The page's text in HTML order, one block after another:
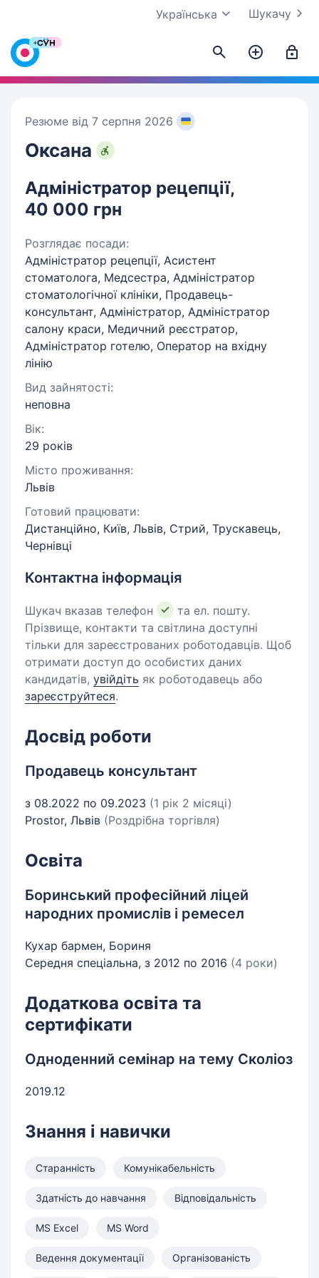
Шукачу
Українська
Резюме від 7 серпня 2026
Оксана
Адміністратор рецепції,
40 000 грн
Розглядає посади:
Адміністратор рецепції, Асистент
стоматолога, Медсестра, Адміністратор
стоматологічної клініки, Продавець-
консультант, Адміністратор, Адміністратор
салону краси, Медичний реєстратор,
Адміністратор готелю, Оператор на вхідну
лінію
Вид зайнятості:
неповна
Вік:
29 років
Місто проживання:
Львів
Готовий працювати:
Дистанційно, Київ, Львів, Стрий, Трускавець,
Чернівці
Контактна інформація
Шукач вказав телефон
та ел. пошту.
Прізвище, контакти та світлина доступні
тільки для зареєстрованих роботодавців. Щоб
отримати доступ до особистих даних
кандидатів, увійдіть як роботодавець або
зареєструйтеся.
Досвід роботи
Продавець консультант
з 08.2022 по 09.2023 (1 рік 2 місяці)
Prostor, Львів (Роздрібна торгівля)
Освіта
Боринський професійний ліцей
народних промислів і ремесел
Кухар бармен, Бориня
Середня спеціальна, з 2012 по 2016 (4 роки)
Додаткова освіта та
сертифікати
Одноденний семінар на тему Сколіоз
2019.12
Знання і навички
Старанність Комунікабельність
Здатність до навчання Відповідальність
MS Excel MS Word
Ведення документації Організованість